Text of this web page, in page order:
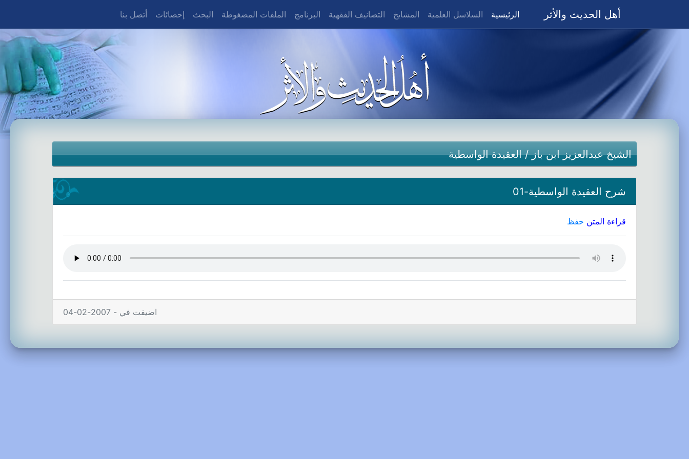
أهل الحديث والأثر الرئيسية السلاسل العلمية المشايخ التصانيف الفقهية البرنامج الملفات المضغوطة البحث إحصائات أتصل بنا
الشيخ عبدالعزيز ابن باز/العقيدة الواسطية
شرح العقيدة الواسطية-01
قراءة المتن حفظ
اضيفت في - 2007-02-04